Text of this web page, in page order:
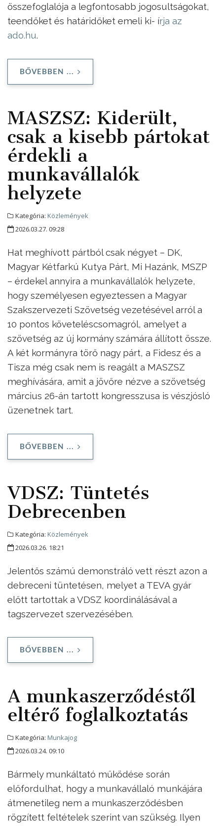
összefoglalója a legfontosabb jogosultságokat,
teendőket és határidőket emeli ki- írja az
ado.hu.
BŐVEBBEN ...
MASZSZ: Kiderült,
csak a kisebb pártokat
érdekli a
munkavállalók
helyzete
Kategória: Közlemények
2026.03.27. 09:28
Hat meghívott pártból csak négyet – DK,
Magyar Kétfarkú Kutya Párt, Mi Hazánk, MSZP
– érdekel annyira a munkavállalók helyzete,
hogy személyesen egyeztessen a Magyar
Szakszervezeti Szövetség vezetésével arról a
10 pontos követeléscsomagról, amelyet a
szövetség az új kormány számára állított össze.
A két kormányra törő nagy párt, a Fidesz és a
Tisza még csak nem is reagált a MASZSZ
meghívására, amit a jövőre nézve a szövetség
március 26-án tartott kongresszusa is vészjósló
üzenetnek tart.
BŐVEBBEN ...
VDSZ: Tüntetés
Debrecenben
Kategória: Közlemények
2026.03.26. 18:21
Jelentős számú demonstráló vett részt azon a
debreceni tüntetésen, melyet a TEVA gyár
előtt tartottak a VDSZ koordinálásával a
tagszervezet szervezésében.
BŐVEBBEN ...
A munkaszerződéstől
eltérő foglalkoztatás
Kategória: Munkajog
2026.03.24. 09:10
Bármely munkáltató működése során
előfordulhat, hogy a munkavállaló munkájára
átmenetileg nem a munkaszerződésben
rögzített feltételek szerint van szükség. Ilyen